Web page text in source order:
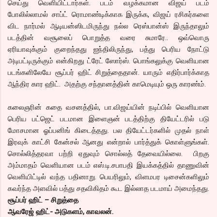
செய்து வெளியிட்டார்கள். படம் வழக்கமான விஜய் படம்
போலில்லாமல் சாப்ட் ரொமாண்டிக்காக இருக்க, விஜய் ரசிகர்களை
விட நார்மல் ஆடியன்ஸிடமிருந்து நல்ல ரெஸ்பான்ஸ் இருந்தாலும்
படத்தின் வசூலைப் பொறுத்த வரை சுமாரே.. ஒவ்வொரு
ஏரியாவுக்கும் குறைந்தது ஐந்திலிருந்து, பத்து பெரிய நோட்டு
அடிபட்டிருக்கும் என்கிறது ட்ரேட் ஸோர்ஸ். பொங்கலுக்கு வெளியான
படங்களிலேயே சூப்பர் ஹிட் சிறுத்தைதான். யாரும் எதிர்பார்க்காத
ஆந்திர கார ஹிட். அதற்கு சந்தானத்தின் காமெடியும் ஒரு காரண்ம்.
கலைஞரின் கதை வசனத்தில், பா.விஜய்யின் நடிப்பில் வெளியான
பெரிய பட்ஜெட் படமான இளைஞன் படத்திற்கு தியேட்டரில் படு
மோசமான ஓப்பனிங் கிடைத்தது. பல தியேட்டர்களில் முதல் நாள்
இரவுக் காட்சி கேன்சல் ஆனது என்றால் பார்த்துக் கொள்ளுங்கள்.
சொல்லித்தரவா பற்றி ஏதுவும் சொல்லத் தேவையில்லை. பிறகு
அம்மாதம் வெளியான படம் எஸ்.டி.சபாபதி இயக்கத்தில் தாணுவின்
வெளியிட்டில் வந்த பதினாறு. பெயரிலும், விளமபர டிசைன்களிலும்
கவர்ந்த அளவில் பத்து சதவிகிதம் கூட இல்லாத படமாய் அமைந்தது.
சூப்பர் ஹிட் – சிறுத்தை
ஆவரேஜ் ஹிட்- அடுகளம், காவலன்.